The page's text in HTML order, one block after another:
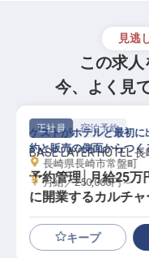
見逃
この求
今、よく見
正社員 宿泊予約
BASE LAYER HOTEL 長
予約管理│月給25万
に開業するカルチ
テル／宿泊予約・
ゲストがホテルと最初に
約と販売の側面からつく
長崎県長崎市常盤町
月給／250,000円～
キープ